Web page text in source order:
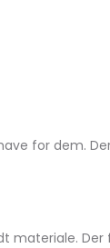
for dem.
materiale.